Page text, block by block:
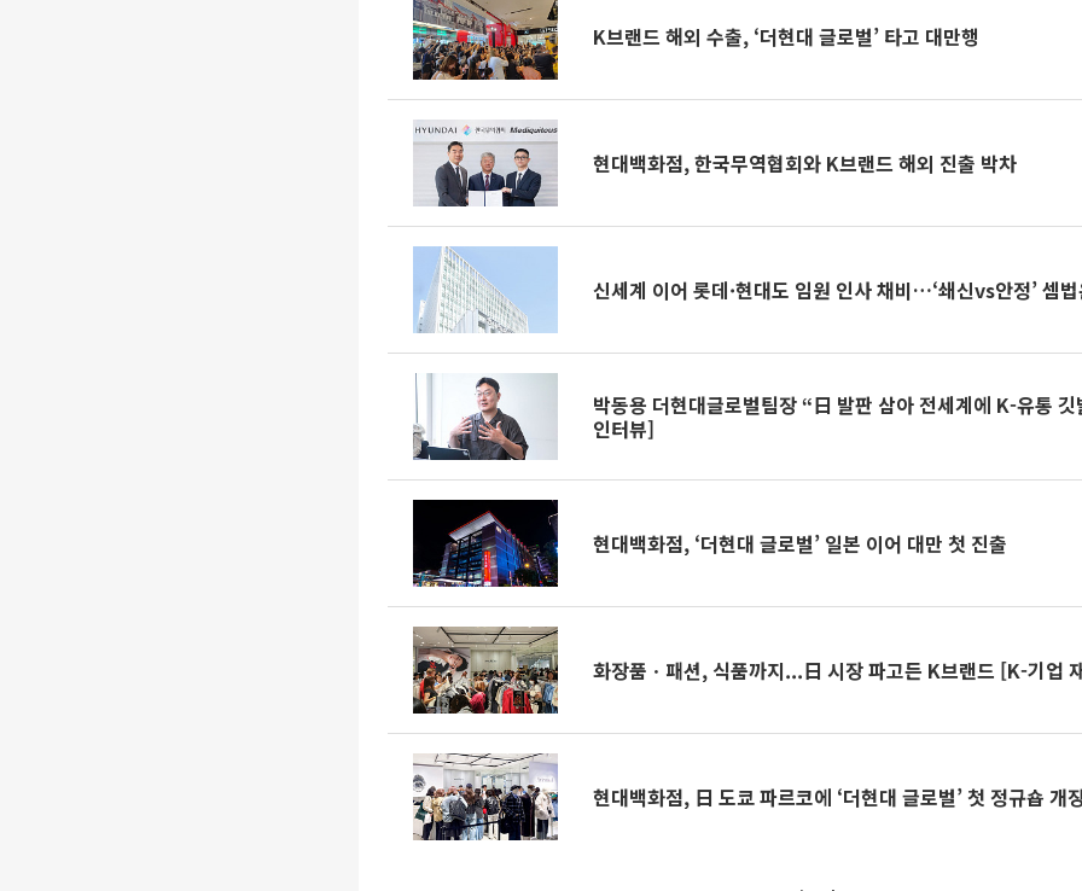
K브랜드 해외 수출, ‘더현대 글로벌’ 타고 대만행
현대백화점, 한국무역협회와 K브랜드 해외 진출 박차
신세계 이어 롯데·현대도 임원 인사 채비…‘쇄신vs안정’ 셈
박동용 더현대글로벌팀장 “日 발판 삼아 전세계에 K-유통
인터뷰]
현대백화점, ‘더현대 글로벌’ 일본 이어 대만 첫 진출
화장품ㆍ패션, 식품까지...日 시장 파고든 K브
현대백화점, 日 도쿄 파르코에 ‘더현대 글로벌’ 첫 정규숍 개